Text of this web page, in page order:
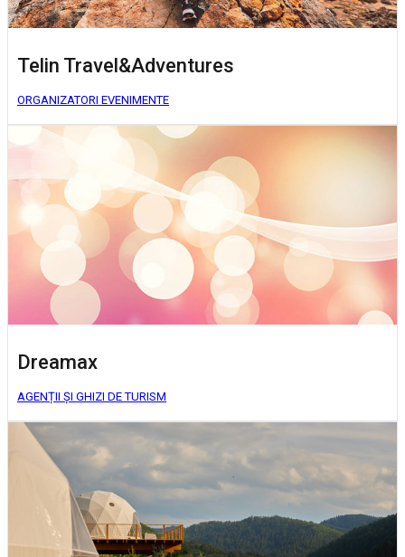
Telin Travel&Adventures
ORGANIZATORI EVENIMENTE
Dreamax
AGENȚII ȘI GHIZI DE TURISM